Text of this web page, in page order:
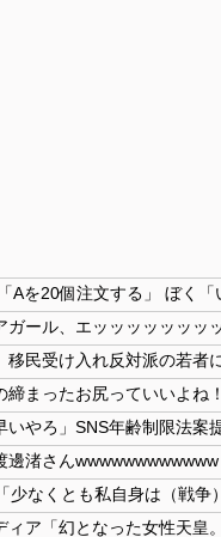
締まったお尻っていいよね
いやろ」SNS年齢制限法案